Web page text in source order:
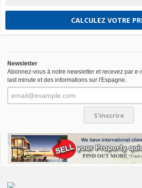
CALCULEZ VOTRE
Newsletter
Abonnez-vous à notre newsletter et recevez par
last minute et des informations sur l'Espagne.
S'inscrire